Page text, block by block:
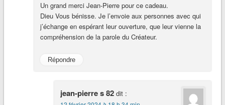
Un grand merci Jean-Pierre pour ce cadeau.
Dieu Vous bénisse. Je l’envoie aux personnes avec qui
j’échange en espérant leur ouverture, que leur vienne la
compréhension de la parole du Créateur.
Répondre
jean-pierre s 82 dit :